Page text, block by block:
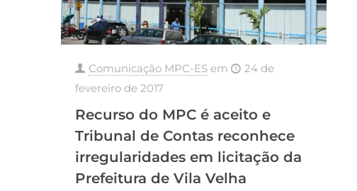
Comunicação MPC-ES em
24 de
fevereiro de 2017
Recurso do MPC é aceito e
Tribunal de Contas reconhece
irregularidades em licitação da
Prefeitura de Vila Velha